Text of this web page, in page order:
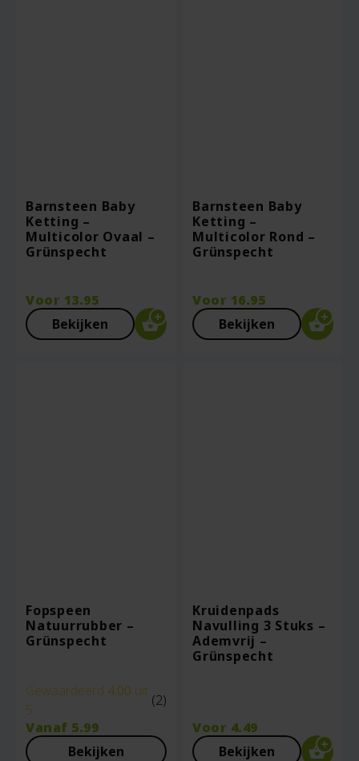
Barnsteen Baby
Ketting –
Multicolor Ovaal –
Grünspecht
Voor 13.95
Bekijken
Barnsteen Baby
Ketting –
Multicolor Rond –
Grünspecht
Voor 16.95
Bekijken
Fopspeen
Natuurrubber –
Grünspecht
Gewaardeerd 4.00 uit
5
(2)
Vanaf 5.99
Bekijken
Kruidenpads
Navulling 3 Stuks –
Ademvrij –
Grünspecht
Voor 4.49
Bekijken